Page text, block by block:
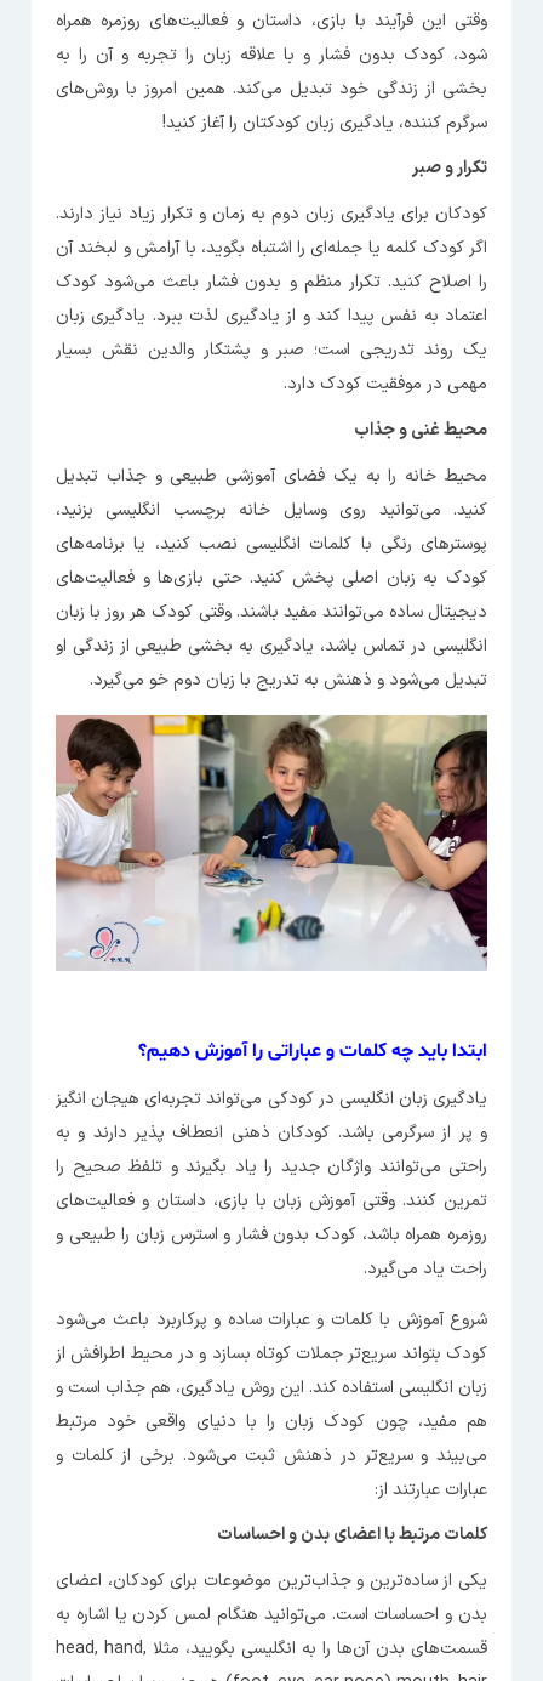
وقتی این فرآیند با بازی، داستان و فعالیت‌های روزمره همراه
شود، کودک بدون فشار و با علاقه زبان را تجربه و آن را به
بخشی از زندگی خود تبدیل می‌کند. همین امروز با روش‌های
سرگرم کننده، یادگیری زبان کودکتان را آغاز کنید!
تکرار و صبر
کودکان برای یادگیری زبان دوم به زمان و تکرار زیاد نیاز دارند.
اگر کودک کلمه یا جمله‌ای را اشتباه بگوید، با آرامش و لبخند آن
را اصلاح کنید. تکرار منظم و بدون فشار باعث می‌شود کودک
اعتماد به نفس پیدا کند و از یادگیری لذت ببرد. یادگیری زبان
یک روند تدریجی است؛ صبر و پشتکار والدین نقش بسیار
مهمی در موفقیت کودک دارد.
محیط غنی و جذاب
محیط خانه را به یک فضای آموزشی طبیعی و جذاب تبدیل
کنید. می‌توانید روی وسایل خانه برچسب انگلیسی بزنید،
پوسترهای رنگی با کلمات انگلیسی نصب کنید، یا برنامه‌های
کودک به زبان اصلی پخش کنید. حتی بازی‌ها و فعالیت‌های
دیجیتال ساده می‌توانند مفید باشند. وقتی کودک هر روز با زبان
انگلیسی در تماس باشد، یادگیری به بخشی طبیعی از زندگی او
تبدیل می‌شود و ذهنش به تدریج با زبان دوم خو می‌گیرد.
ابتدا باید چه کلمات و عباراتی را آموزش دهیم؟
یادگیری زبان انگلیسی در کودکی می‌تواند تجربه‌ای هیجان انگیز
و پر از سرگرمی باشد. کودکان ذهنی انعطاف پذیر دارند و به
راحتی می‌توانند واژگان جدید را یاد بگیرند و تلفظ صحیح را
تمرین کنند. وقتی آموزش زبان با بازی، داستان و فعالیت‌های
روزمره همراه باشد، کودک بدون فشار و استرس زبان را طبیعی و
راحت یاد می‌گیرد.
شروع آموزش با کلمات و عبارات ساده و پرکاربرد باعث می‌شود
کودک بتواند سریع‌تر جملات کوتاه بسازد و در محیط اطرافش از
زبان انگلیسی استفاده کند. این روش یادگیری، هم جذاب است و
هم مفید، چون کودک زبان را با دنیای واقعی خود مرتبط
می‌بیند و سریع‌تر در ذهنش ثبت می‌شود. برخی از کلمات و
عبارات عبارتند از:
کلمات مرتبط با اعضای بدن و احساسات
یکی از ساده‌ترین و جذاب‌ترین موضوعات برای کودکان، اعضای
بدن و احساسات است. می‌توانید هنگام لمس کردن یا اشاره به
قسمت‌های بدن آن‌ها را به انگلیسی بگویید، مثلا head, hand,